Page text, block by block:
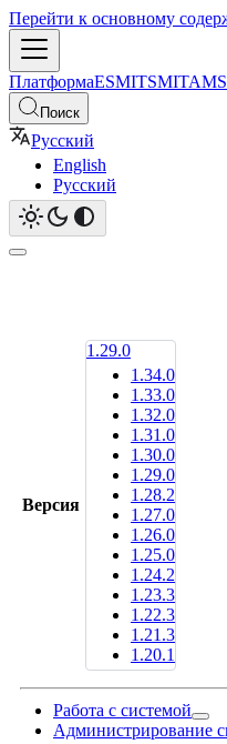
Перейти к основному
ПлатформаESMITSMITAM
Поиск
Русский
English
Русский
Версия
1.29.0
1.34.0
1.33.0
1.32.0
1.31.0
1.30.0
1.29.0
1.28.2
1.27.0
1.26.0
1.25.0
1.24.2
1.23.3
1.22.3
1.21.3
1.20.1
Работа с системой
Администрирование